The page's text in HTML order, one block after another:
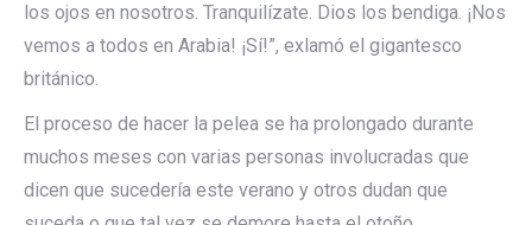
los ojos en nosotros. Tranquilízate. Dios los bendiga. ¡Nos
vemos a todos en Arabia! ¡Sí!”, exlamó el gigantesco
británico.
El proceso de hacer la pelea se ha prolongado durante
muchos meses con varias personas involucradas que
dicen que sucedería este verano y otros dudan que